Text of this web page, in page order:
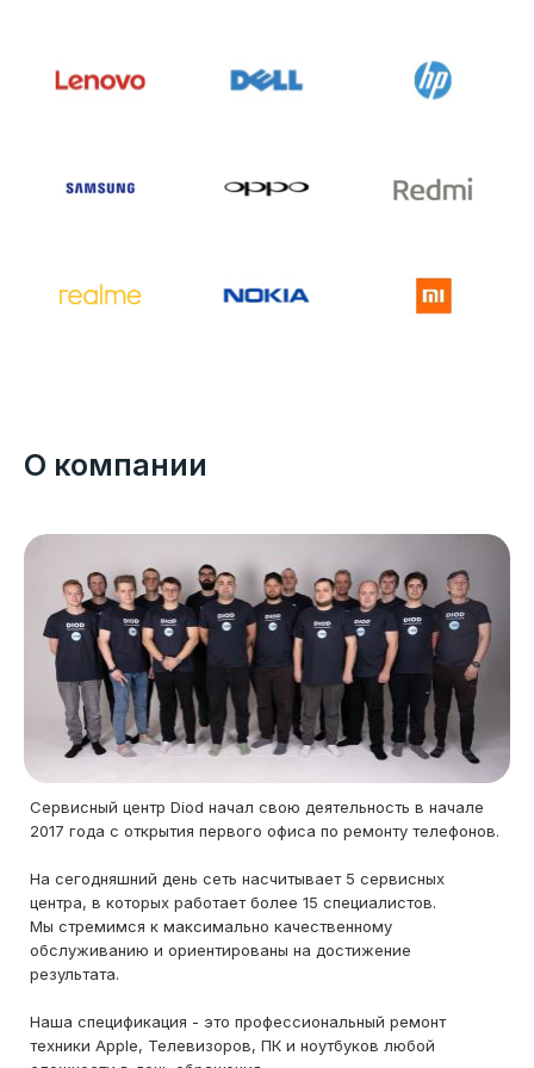
О компании
Сервисный центр Diod начал свою деятельность в начале
2017 года с открытия первого офиса по ремонту телефонов.
На сегодняшний день сеть насчитывает 5 сервисных
центра, в которых работает более 15 специалистов.
Мы стремимся к максимально качественному
обслуживанию и ориентированы на достижение
результата.
Наша спецификация - это профессиональный ремонт
техники Apple, Телевизоров, ПК и ноутбуков любой